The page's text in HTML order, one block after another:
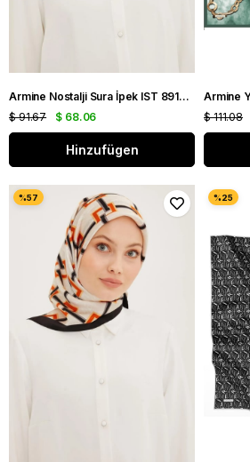
Armine Nostalji Sura İpek IST 8912 - 01 Mavi Karışık Desen
$ 68.06
$ 91.67
Hinzufügen
$ 111.08